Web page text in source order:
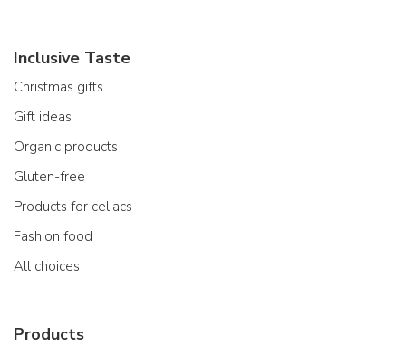
Inclusive Taste
Christmas gifts
Gift ideas
Organic products
Gluten-free
Products for celiacs
Fashion food
All choices
Products